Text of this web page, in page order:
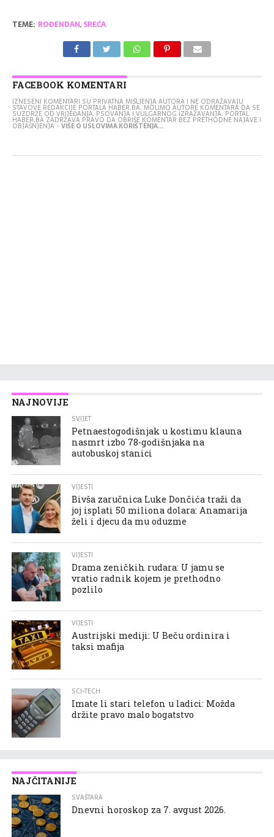
TEME: ROĐENDAN, SREĆA
FACEBOOK KOMENTARI
IZNESENI KOMENTARI SU PRIVATNA MIŠLJENJA AUTORA I NE ODRAŽAVAJU
STAVOVE REDAKCIJE PORTALA HABER.BA. MOLIMO AUTORE KOMENTARA DA SE
SUZDRŽE OD VRIJEĐANJA, PSOVANJA I VULGARNOG IZRAŽAVANJA. PORTAL
HABER.BA ZADRŽAVA PRAVO DA OBRIŠE KOMENTAR BEZ PRETHODNE NAJAVE I
OBJAŠNJENJA -VIŠE O USLOVIMA KORIŠTENJA...
NAJNOVIJE
SVIJET
Petnaestogodišnjak u kostimu klauna
nasmrt izbo 78-godišnjaka na
autobuskoj stanici
VIJESTI
Bivša zaručnica Luke Dončića traži da
joj isplati 50 miliona dolara: Anamarija
želi i djecu da mu oduzme
VIJESTI
Drama zeničkih rudara: U jamu se
vratio radnik kojem je prethodno
pozlilo
VIJESTI
Austrijski mediji: U Beču ordinira i
taksi mafija
SCI-TECH
Imate li stari telefon u ladici: Možda
držite pravo malo bogatstvo
NAJČITANIJE
SVAŠTARA
Dnevni horoskop za 7. avgust 2026.